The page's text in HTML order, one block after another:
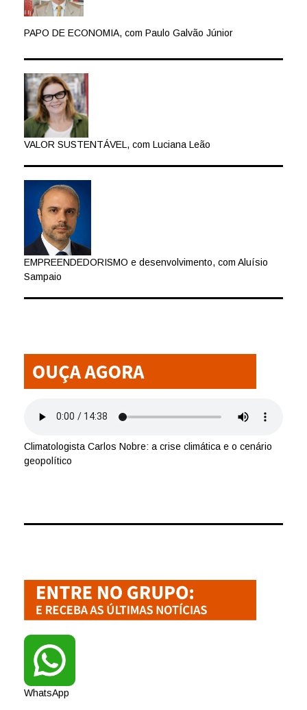
PAPO DE ECONOMIA, com Paulo Galvão Júnior
VALOR SUSTENTÁVEL, com Luciana Leão
EMPREENDEDORISMO e desenvolvimento, com Aluísio
Sampaio
Climatologista Carlos Nobre: a crise climática e o cenário
geopolítico
WhatsApp